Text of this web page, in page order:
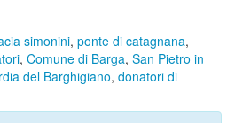
simonini, ponte di catagnana,
, Comune di Barga, San Pietro in
del Barghigiano, donatori di